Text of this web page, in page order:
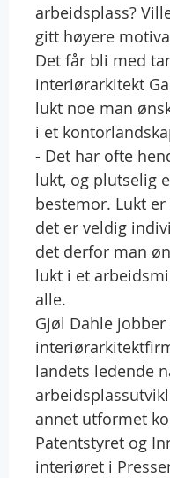
arbeidsplass?
gitt høyere
Det får bli med
interiørarkitekt
lukt noe man
i et
- Det har ofte
lukt, og plutselig
bestemor. Lukt
det er veldig
det derfor man
lukt i et
alle.
Gjøl Dahle jobber
landets ledende
annet utformet
Patentstyret og
interiøret i